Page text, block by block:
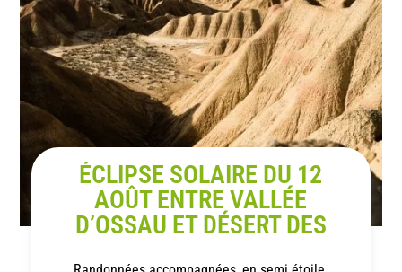
ÉCLIPSE SOLAIRE DU 12
AOÛT ENTRE VALLÉE
D’OSSAU ET DÉSERT DES
BARDENAS